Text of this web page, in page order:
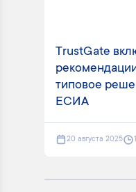
TrustGate
типовое
ЕСИА
20 августа 2025